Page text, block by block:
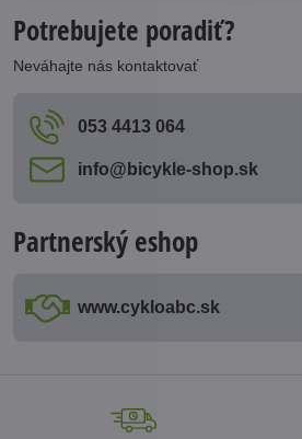
Potrebujete poradiť?
Neváhajte nás kontaktovať
053 4413 064
info​@bicykle-shop​.sk
Partnerský eshop
www​.cykloabc​.sk